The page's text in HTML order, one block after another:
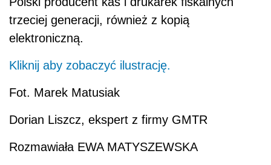
trzeciej generacji, również z kopią
elektroniczną.
Kliknij aby zobaczyć ilustrację.
Fot. Marek Matusiak
Dorian Liszcz, ekspert z firmy GMTR
Rozmawiała EWA MATYSZEWSKA